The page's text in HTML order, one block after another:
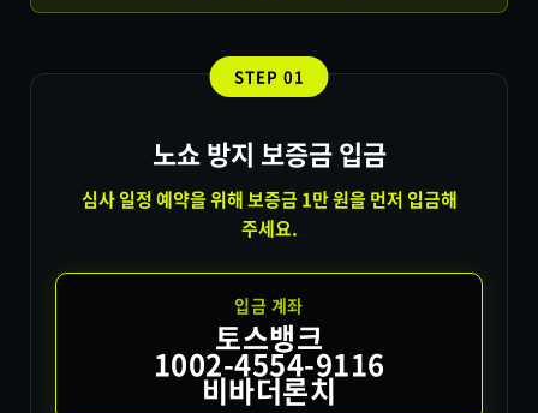
STEP 01
노쇼 방지 보증금 입금
심사 일정 예약을 위해 보증금 1만 원을 먼저 입금해
주세요.
입금 계좌
토스뱅크
1002-4554-9116
비바더론치